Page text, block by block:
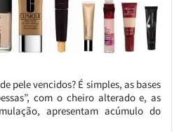
pele vencidos? É simples, as bases
com o cheiro alterado e, as
apresentam acúmulo do